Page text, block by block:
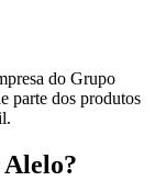
do Grupo
parte dos produtos